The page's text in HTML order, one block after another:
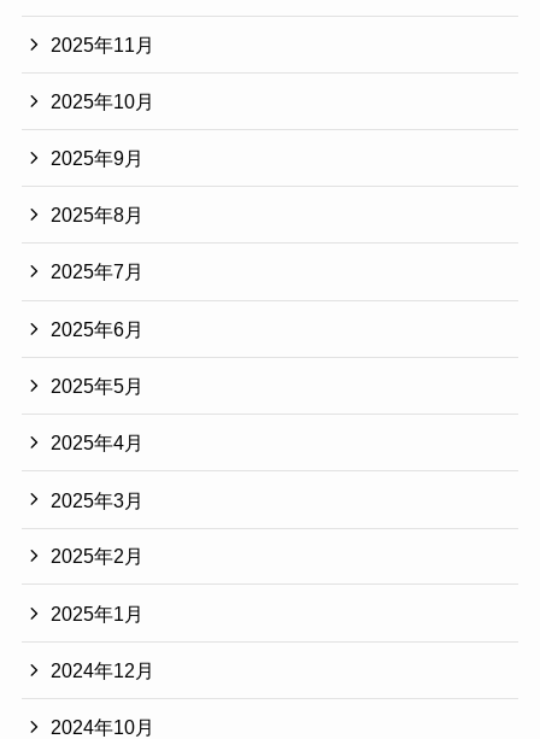
2025年11月
2025年10月
2025年9月
2025年8月
2025年7月
2025年6月
2025年5月
2025年4月
2025年3月
2025年2月
2025年1月
2024年12月
2024年10月